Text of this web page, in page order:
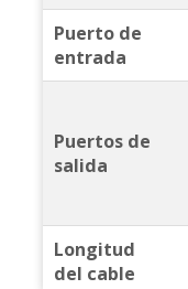
Puerto de
entrada
Puertos de
salida
Longitud
del cable